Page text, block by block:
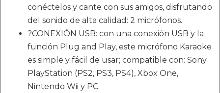
conéctelos y cante con sus amigos, disfrutando
del sonido de alta calidad: 2 micrófonos.
?CONEXIÓN USB: con una conexión USB y la
función Plug and Play, este micrófono Karaoke
es simple y fácil de usar; compatible con: Sony
PlayStation (PS2, PS3, PS4), Xbox One,
Nintendo Wii y PC.